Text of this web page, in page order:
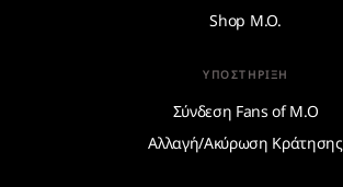
Shop M.O.
ΥΠΟΣΤΉΡΙΞΗ
Σύνδεση Fans of M.O
Αλλαγή/Ακύρωση Κράτησης